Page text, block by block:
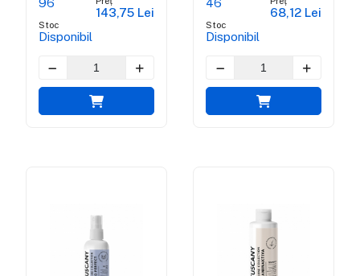
Stoc
Disponibil
143,75 Lei
Stoc
Disponibil
68,12 Lei